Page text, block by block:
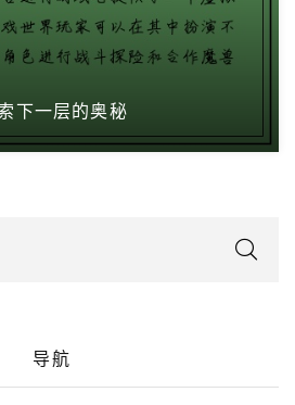
下一层的奥秘
导航